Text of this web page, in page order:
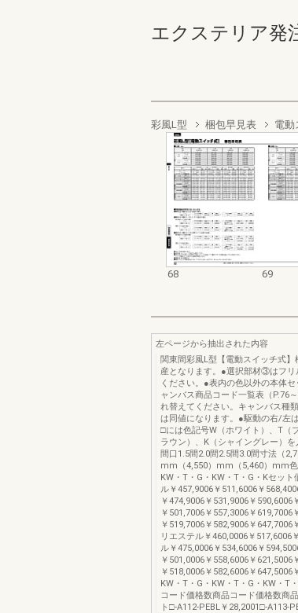
エクステリア発
彩風L型 梱包早見表 電動
68 69
左ページから抽出された内容
関東間彩風L型【電動スイッチ式
産となります。●選択部材③はフリ
ください。●表内の色以外の本体
ャンバス商品コード一覧表（P.76
れ替えてください。キャンバス種
は同値になります。●駆動の右/左
□には色記号W（ホワイト）、T（
ラウン）、K（シャイングレー）
間口1.5間2.0間2.5間3.0間寸法（
mm（4,550）mm（5,460）mm色
KW・T・G・KW・T・G・Kセッ
ル￥457,9006￥511,6006￥
￥474,9006￥531,9006￥590,6006
￥501,7006￥557,3006￥619,7006
￥519,7006￥582,9006￥
リエステル￥460,0006￥517,6006
ル￥475,0006￥534,6006￥
￥501,0006￥558,6006￥621,5006
￥518,0006￥582,6006￥647,5006
KW・T・G・KW・T・G・KW・T
コード価格数商品コード価格数商
ト□-A112-PEBL￥28,2001□-A113-